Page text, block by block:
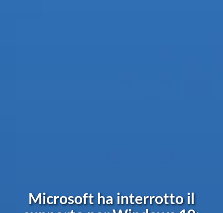
Microsoft ha interrotto il